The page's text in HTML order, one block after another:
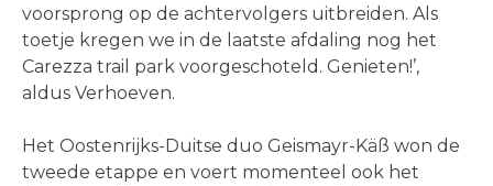
voorsprong op de achtervolgers uitbreiden. Als
toetje kregen we in de laatste afdaling nog het
Carezza trail park voorgeschoteld. Genieten!’,
aldus Verhoeven.
Het Oostenrijks-Duitse duo Geismayr-Käß won de
tweede etappe en voert momenteel ook het